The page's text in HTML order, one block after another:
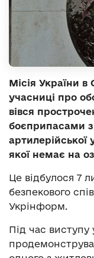
Місія України
учасниці про
вівся
боєприпасами з
якої немає на
Це відбулося 7
безпекового
Укрінформ.
Під час виступу